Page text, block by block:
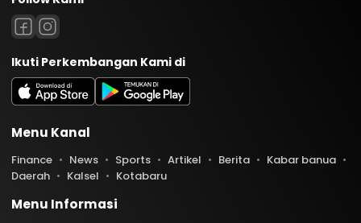
Ikuti Perkembangan Kami di
Menu Kanal
Finance News Sports Artikel Berita
Kabar banua
Daerah
Kalsel Kotabaru
Menu Informasi